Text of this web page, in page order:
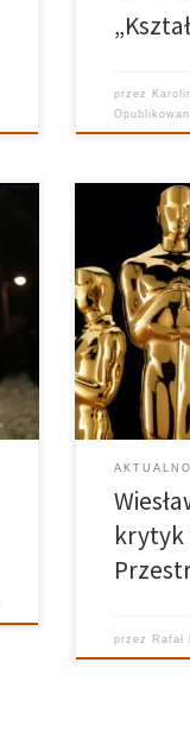
przez
Przestrzeń
Dolecka,
marca w
Łuczak i
Kultury
Wiesława
krytyk
przez Rafał